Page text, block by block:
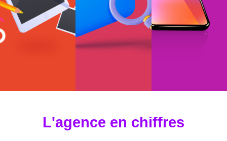
#tendances
L'agence en chiffres